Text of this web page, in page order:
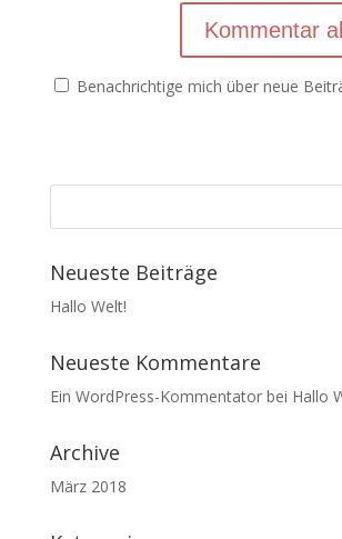
Benachrichtige mich über neue
Neueste Beiträge
Hallo Welt!
Neueste Kommentare
Ein WordPress-Kommentatorbei Hallo
Archive
März 2018